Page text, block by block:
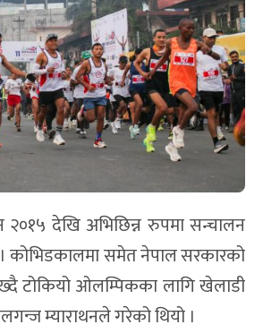
२०१५ देखि अभिछिन्न रुपमा सन्चालन
कोभिडकालमा समेत नेपाल सरकारको
टोकियो ओलम्पिकका लागि खेलाडी
म्याराथनले गरेको थियो ।